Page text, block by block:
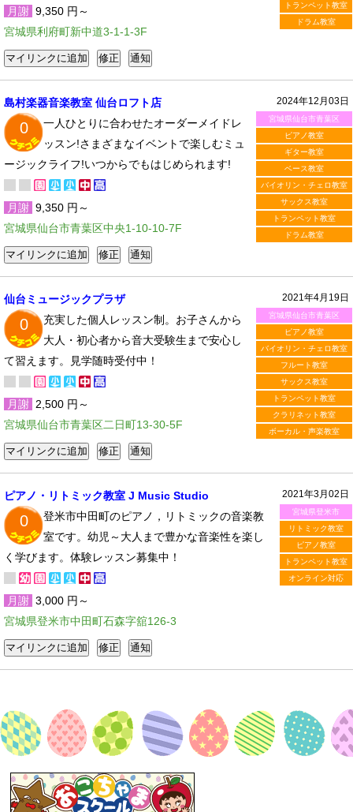
トランペット教室
ドラム教室
月謝 9,350 円～
宮城県利府町新中道3-1-1-3F
2024年12月03日
宮城県仙台市青葉区
ピアノ教室
ギター教室
ベース教室
バイオリン・チェロ教室
サックス教室
トランペット教室
ドラム教室
島村楽器音楽教室 仙台ロフト店
0
一人ひとりに合わせたオーダーメイドレ
ッスン!さまざまなイベントで楽しむミュ
ージックライフ!いつからでもはじめられます!
月謝 9,350 円～
宮城県仙台市青葉区中央1-10-10-7F
2021年4月19日
宮城県仙台市青葉区
ピアノ教室
バイオリン・チェロ教室
フルート教室
サックス教室
トランペット教室
クラリネット教室
ボーカル・声楽教室
仙台ミュージックプラザ
0
充実した個人レッスン制。お子さんから
大人・初心者から音大受験生まで安心し
て習えます。見学随時受付中！
月謝 2,500 円～
宮城県仙台市青葉区二日町13-30-5F
2021年3月02日
宮城県登米市
リトミック教室
ピアノ教室
トランペット教室
オンライン対応
ピアノ・リトミック教室 J Music Studio
0
登米市中田町のピアノ，リトミックの音楽教
室です。幼児～大人まで豊かな音楽性を楽し
く学びます。体験レッスン募集中！
月謝 3,000 円～
宮城県登米市中田町石森字舘126-3